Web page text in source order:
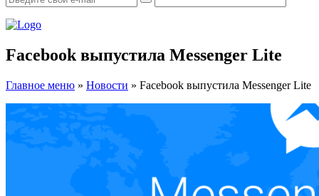
Facebook выпустила Messenger Lite
Главное меню » Новости » Facebook выпустила Messenger Lite